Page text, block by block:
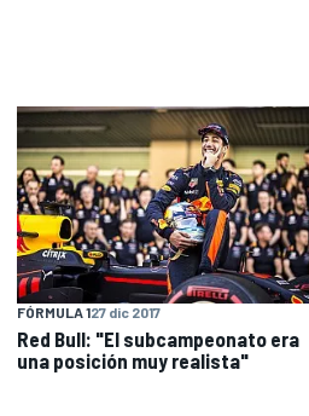
FÓRMULA 127 dic 2017
Red Bull: "El subcampeonato era
una posición muy realista"